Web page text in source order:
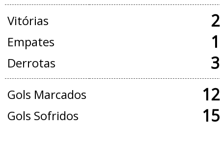
Vitórias
Empates
Derrotas
Gols Marcados
Gols Sofridos